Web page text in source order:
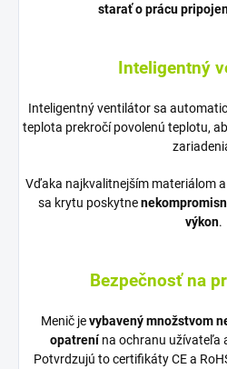
starať o prácu
Inteligentný
Inteligentný ventilátor sa
teplota prekročí povolenú teplotu,
Vďaka najkvalitnejším materiálom
sa krytu poskytne
výkon.
Bezpečnosť na
Menič jevybavený množstvom
opatrenína ochranu užívateľa
Potvrdzujú to certifikáty CE a